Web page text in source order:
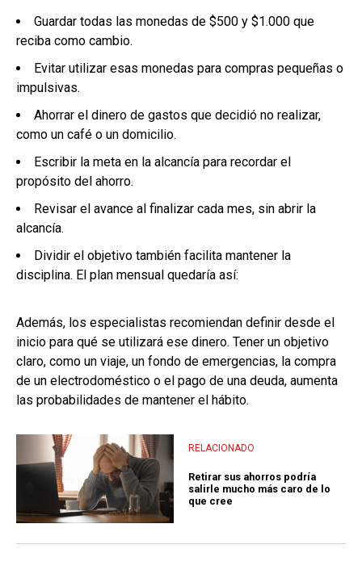
Guardar todas las monedas de $500 y $1.000 que
reciba como cambio.
Evitar utilizar esas monedas para compras pequeñas o
impulsivas.
Ahorrar el dinero de gastos que decidió no realizar,
como un café o un domicilio.
Escribir la meta en la alcancía para recordar el
propósito del ahorro.
Revisar el avance al finalizar cada mes, sin abrir la
alcancía.
Dividir el objetivo también facilita mantener la
disciplina. El plan mensual quedaría así:
Además, los especialistas recomiendan definir desde el
inicio para qué se utilizará ese dinero. Tener un objetivo
claro, como un viaje, un fondo de emergencias, la compra
de un electrodoméstico o el pago de una deuda, aumenta
las probabilidades de mantener el hábito.
RELACIONADO
Retirar sus ahorros podría
salirle mucho más caro de lo
que cree